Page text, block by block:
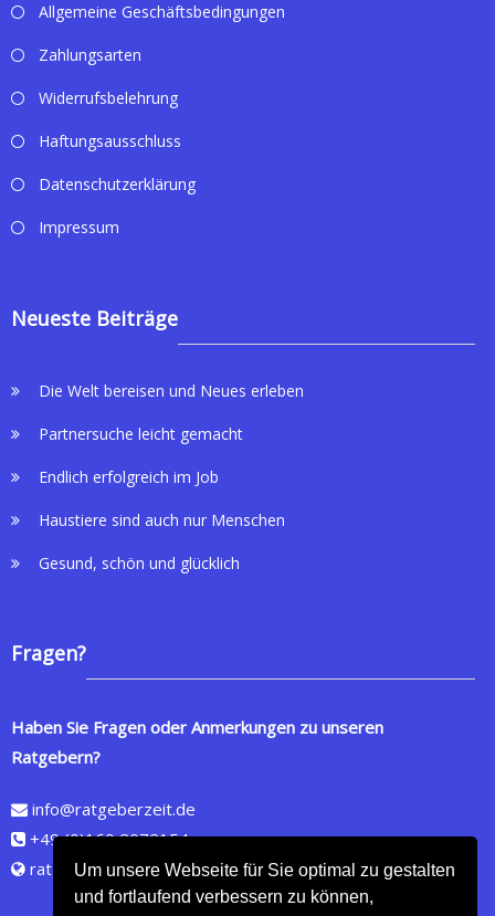
Um unsere Webseite für Sie optimal zu gestalten
und fortlaufend verbessern zu können,
Allgemeine Geschäftsbedingungen
Zahlungsarten
Widerrufsbelehrung
Haftungsausschluss
Datenschutzerklärung
Impressum
Neueste Beiträge
Die Welt bereisen und Neues erleben
Partnersuche leicht gemacht
Endlich erfolgreich im Job
Haustiere sind auch nur Menschen
Gesund, schön und glücklich
Fragen?
Haben Sie Fragen oder Anmerkungen zu unseren
Ratgebern?
info@ratgeberzeit.de
+49 (0)160 2072154
ratgeberzeit.de